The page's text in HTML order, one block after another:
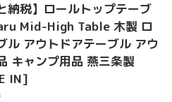
納税】ロールトップテーブ
Mid-High Table 木製 ロ
ル アウトドアテーブル アウ
キャンプ用品 燕三条製
IN]